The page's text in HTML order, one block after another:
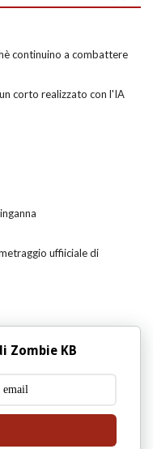
continuino a combattere
corto realizzato con l'IA
uffiiciale di
Zombie KB